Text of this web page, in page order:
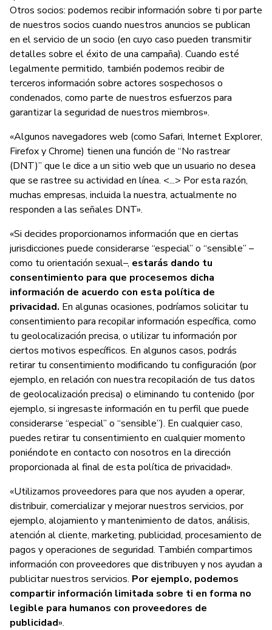
Otros socios: podemos recibir información sobre ti por parte
de nuestros socios cuando nuestros anuncios se publican
en el servicio de un socio (en cuyo caso pueden transmitir
detalles sobre el éxito de una campaña). Cuando esté
legalmente permitido, también podemos recibir de
terceros información sobre actores sospechosos o
condenados, como parte de nuestros esfuerzos para
garantizar la seguridad de nuestros miembros».
«Algunos navegadores web (como Safari, Internet Explorer,
Firefox y Chrome) tienen una función de “No rastrear
(DNT)” que le dice a un sitio web que un usuario no desea
que se rastree su actividad en línea. <...> Por esta razón,
muchas empresas, incluida la nuestra, actualmente no
responden a las señales DNT».
«Si decides proporcionarnos información que en ciertas
jurisdicciones puede considerarse “especial” o “sensible” –
como tu orientación sexual–, estarás dando tu
consentimiento para que procesemos dicha
información de acuerdo con esta política de
privacidad. En algunas ocasiones, podríamos solicitar tu
consentimiento para recopilar información específica, como
tu geolocalización precisa, o utilizar tu información por
ciertos motivos específicos. En algunos casos, podrás
retirar tu consentimiento modificando tu configuración (por
ejemplo, en relación con nuestra recopilación de tus datos
de geolocalización precisa) o eliminando tu contenido (por
ejemplo, si ingresaste información en tu perfil que puede
considerarse “especial” o “sensible”). En cualquier caso,
puedes retirar tu consentimiento en cualquier momento
poniéndote en contacto con nosotros en la dirección
proporcionada al final de esta política de privacidad».
«Utilizamos proveedores para que nos ayuden a operar,
distribuir, comercializar y mejorar nuestros servicios, por
ejemplo, alojamiento y mantenimiento de datos, análisis,
atención al cliente, marketing, publicidad, procesamiento de
pagos y operaciones de seguridad. También compartimos
información con proveedores que distribuyen y nos ayudan a
publicitar nuestros servicios. Por ejemplo, podemos
compartir información limitada sobre ti en forma no
legible para humanos con proveedores de
publicidad».